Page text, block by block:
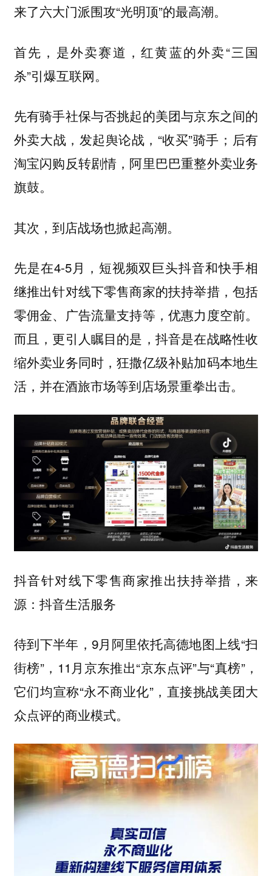
来了六大门派围攻“光明顶”的最高潮。
首先，是外卖赛道，红黄蓝的外卖“三国
杀”引爆互联网。
先有骑手社保与否挑起的美团与京东之间的
外卖大战，发起舆论战，“收买”骑手；后有
淘宝闪购反转剧情，阿里巴巴重整外卖业务
旗鼓。
其次，到店战场也掀起高潮。
先是在4-5月，短视频双巨头抖音和快手相
继推出针对线下零售商家的扶持举措，包括
零佣金、广告流量支持等，优惠力度空前。
而且，更引人瞩目的是，抖音是在战略性收
缩外卖业务同时，狂撒亿级补贴加码本地生
活，并在酒旅市场等到店场景重拳出击。
抖音针对线下零售商家推出扶持举措，来
源：抖音生活服务
待到下半年，9月阿里依托高德地图上线“扫
街榜”，11月京东推出“京东点评”与“真榜”，
它们均宣称“永不商业化”，直接挑战美团大
众点评的商业模式。